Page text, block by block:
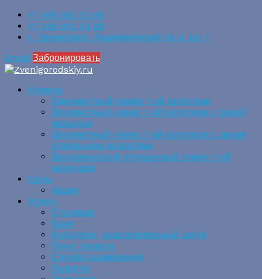
+7 495 992 53 68
+7 495 992 54 88
г. Звенигород, Академический пр-д, вл. 1
Email Забронировать
Номера
Одноместный номер 1-ой категории
Двухместный номер 1-ой категории с одной
кроватью
Двухместный номер 1-ой категории с двумя
отдельными кроватями
Двухкомнатный улучшенный номер 1-ой
категории
Цены
Акции
Услуги
Столовая
Баня
Культурно- развлекательный центр
Пункт проката
Служба размещения
Лазертаг